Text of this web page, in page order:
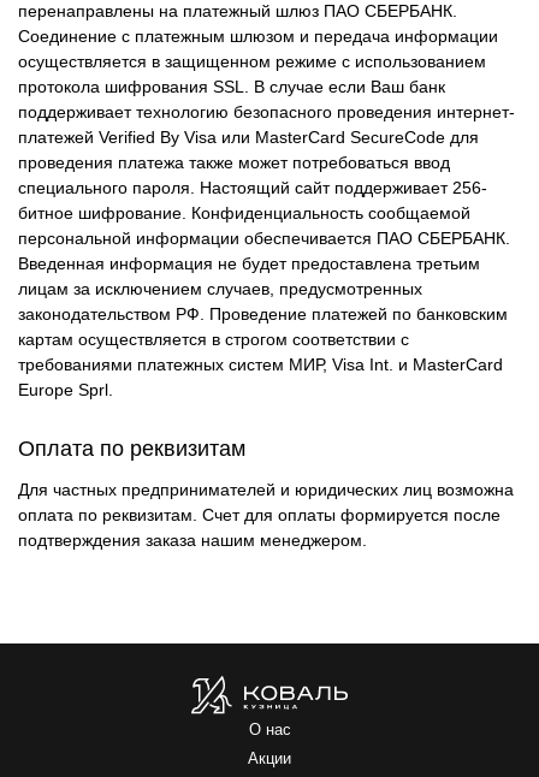
перенаправлены на платежный шлюз ПАО СБЕРБАНК.
Соединение с платежным шлюзом и передача информации
осуществляется в защищенном режиме с использованием
протокола шифрования SSL. В случае если Ваш банк
поддерживает технологию безопасного проведения интернет-
платежей Verified By Visa или MasterCard SecureCode для
проведения платежа также может потребоваться ввод
специального пароля. Настоящий сайт поддерживает 256-
битное шифрование. Конфиденциальность сообщаемой
персональной информации обеспечивается ПАО СБЕРБАНК.
Введенная информация не будет предоставлена третьим
лицам за исключением случаев, предусмотренных
законодательством РФ. Проведение платежей по банковским
картам осуществляется в строгом соответствии с
требованиями платежных систем МИР, Visa Int. и MasterCard
Europe Sprl.
Оплата по реквизитам
Для частных предпринимателей и юридических лиц возможна
оплата по реквизитам. Счет для оплаты формируется после
подтверждения заказа нашим менеджером.
О нас
Акции